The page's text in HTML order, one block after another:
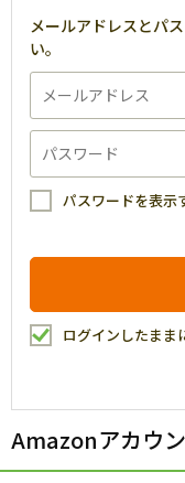
メールアドレスとパ
い。
パスワードを表示
ログインしたまま
Amazonアカウ